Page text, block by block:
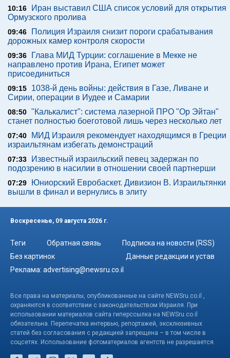
10:16
Иран выставил США список условий для открытия
Ормузского пролива
09:46
Полиция Израиля снизит пороги срабатывания
дорожных камер контроля скорости
09:36
Глава МИД Турции: соглашение в Мекке не
направлено против Ирана, Египет может
присоединиться
09:15
1038-й день войны: действия в Газе, Ливане и
Сирии, операции в Иудее и Самарии
08:50 "Калькалист": система лазерной ПРО "Ор Эйтан"
станет полностью боеготовой лишь через несколько лет
07:40
МИД Израиля рекомендует находящимся в Греции
израильтянам избегать демонстраций
07:33
Известный израильский певец задержан по
подозрению в насилии в отношении своей партнерши
07:29
Юниорский Евробаскет. Дивизион В. Израильтянки
вышли в финал и вернулись в элиту
Воскресенье, 09 августа 2026 г.
Теги Обратная связь
Подписка на новости (RSS)
Без картинок
Данные редакции и устав
Реклама: advertising@newsru.co.il
Все права на материалы, опубликованные на сайте NEWSru.co.il ,
охраняются в соответствии с законодательством Израиля. При
использовании материалов сайта гиперссылка на NEWSru.co.il
обязательна. Перепечатка интервью, репортажей, эксклюзивных
статей без согласования с редакцией запрещена – в том числе в
соцсетях. Использование фотоматериалов агентств не разрешается.